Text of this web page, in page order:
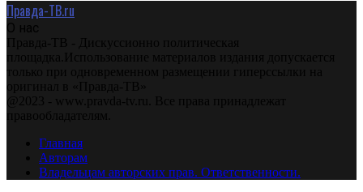
Правда-ТВ.ru
О нас
Правда-ТВ - Дискуссионно политическая
площадка.Использование материалов издания допускается
только при одновременном размещении гиперссылки на
оригинал в «Правда-ТВ»
@2023 - www.pravda-tv.ru. Все права принадлежат
правообладателям.
Главная
Авторам
Владельцам авторских прав. Ответственности.